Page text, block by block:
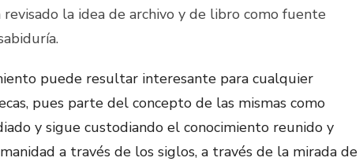
revisado la idea de archivo y de libro como fuente
puede resultar interesante para cualquier
pues parte del concepto de las mismas como
y sigue custodiando el conocimiento reunido y
a través de los siglos, a través de la mirada de